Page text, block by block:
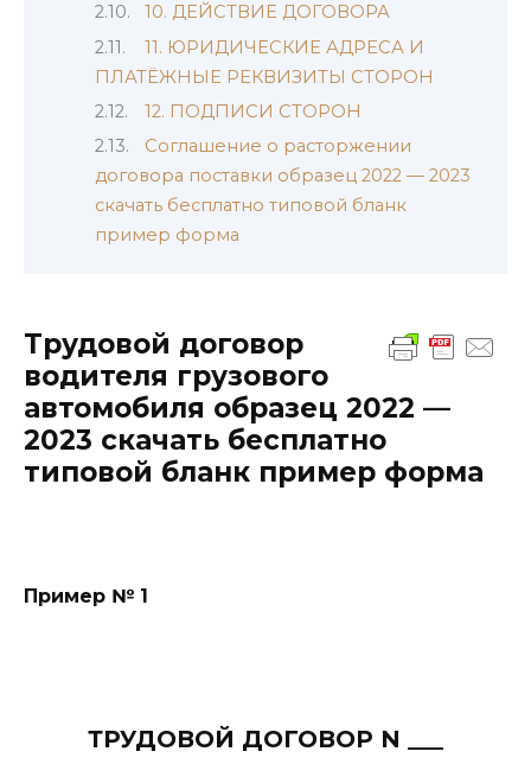
10. ДЕЙСТВИЕ ДОГОВОРА
11. ЮРИДИЧЕСКИЕ АДРЕСА И
ПЛАТЁЖНЫЕ РЕКВИЗИТЫ СТОРОН
12. ПОДПИСИ СТОРОН
Соглашение о расторжении
договора поставки образец 2022 — 2023
скачать бесплатно типовой бланк
пример форма
Трудовой договор
водителя грузового
автомобиля образец 2022 —
2023 скачать бесплатно
типовой бланк пример форма
Пример № 1
ТРУДОВОЙ ДОГОВОР N ___